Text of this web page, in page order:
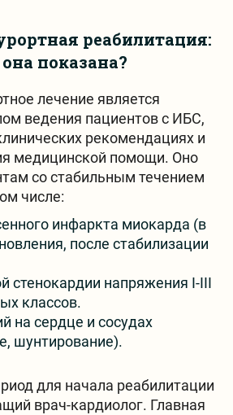
реабилитация:
показана?
лечение является
ведения пациентов с ИБС,
рекомендациях и
медицинской помощи. Оно
со стабильным течением
числе:
инфаркта миокарда (в
после стабилизации
стенокардии напряжения I-III
классов.
на сердце и сосудах
шунтирование).
для начала реабилитации
врач-кардиолог. Главная